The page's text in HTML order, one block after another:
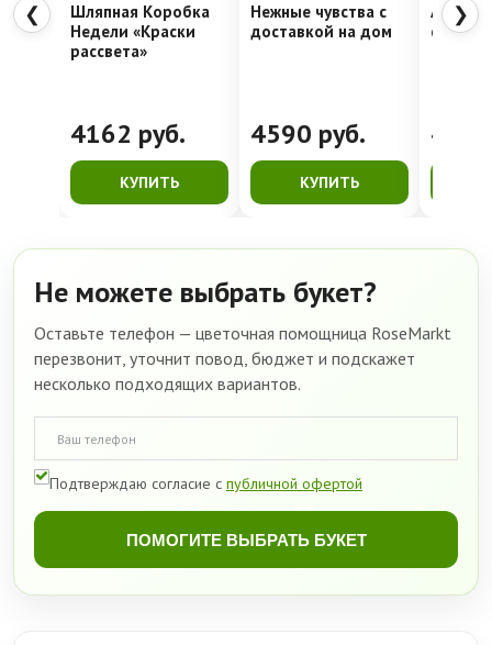
❮
Шляпная Коробка
Недели «Краски
рассвета»
4162 руб.
КУПИТЬ
Нежные чувства с
доставкой на дом
4590 руб.
КУПИТЬ
Алое
❯
Не можете выбрать букет?
Оставьте телефон — цветочная помощница RoseMarkt
перезвонит, уточнит повод, бюджет и подскажет
несколько подходящих вариантов.
Подтверждаю согласие с публичной офертой
ПОМОГИТЕ ВЫБРАТЬ БУКЕТ